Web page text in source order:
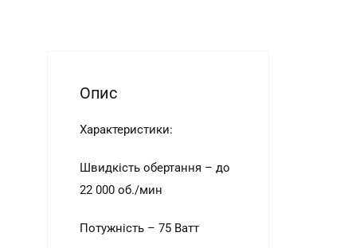
Опис
Характеристики:
Швидкість обертання – до
22 000 об./мин
Потужність – 75 Ватт